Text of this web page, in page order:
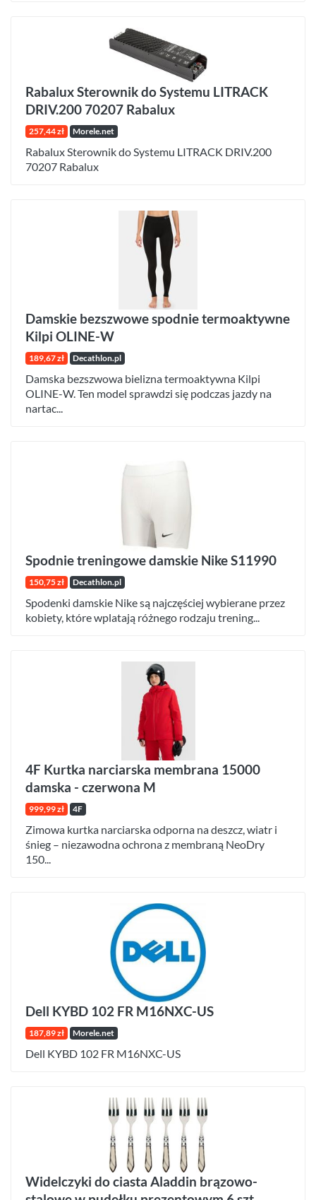
Rabalux Sterownik do Systemu LITRACK
DRIV.200 70207 Rabalux
257,44 zł Morele.net
Rabalux Sterownik do Systemu LITRACK DRIV.200
70207 Rabalux
Damskie bezszwowe spodnie termoaktywne
Kilpi OLINE-W
189,67 zł Decathlon.pl
Damska bezszwowa bielizna termoaktywna Kilpi
OLINE-W. Ten model sprawdzi się podczas jazdy na
nartac...
Spodnie treningowe damskie Nike S11990
150,75 zł Decathlon.pl
Spodenki damskie Nike są najczęściej wybierane przez
kobiety, które wplatają różnego rodzaju trening...
4F Kurtka narciarska membrana 15000
damska - czerwona M
999,99 zł 4F
Zimowa kurtka narciarska odporna na deszcz, wiatr i
śnieg – niezawodna ochrona z membraną NeoDry
150...
Dell KYBD 102 FR M16NXC-US
187,89 zł Morele.net
Dell KYBD 102 FR M16NXC-US
Widelczyki do ciasta Aladdin brązowo-